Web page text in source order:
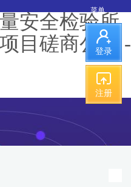
安全检验所
目磋商公告 -
菜单
登录
注册